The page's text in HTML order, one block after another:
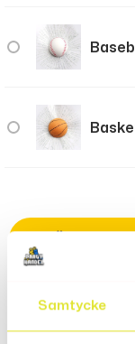
Samtycke
LÄGG TILL